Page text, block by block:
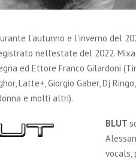
l’autunno e l’inverno del
nell’estate del 2022.
ed Ettore Franco Gilardoni
Latte+, Giorgio Gaber, Dj
e molti altri).
BLUT
vocals,